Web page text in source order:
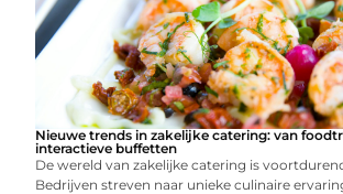
Nieuwe trends in zakelijke catering: van
interactieve buffetten
De wereld van zakelijke catering is
Bedrijven streven naar unieke culinaire